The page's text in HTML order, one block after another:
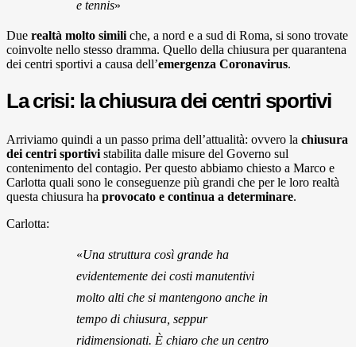
e tennis»
Due realtà molto similiche, a nord e a sud di Roma, si sono trovate
coinvolte nello stesso dramma. Quello della chiusura per quarantena
dei centri sportivi a causa dell’emergenza Coronavirus.
La crisi: la chiusura dei centri sportivi
Arriviamo quindi a un passo prima dell’attualità: ovvero la chiusura
dei centri sportivi stabilita dalle misure del Governo sul
contenimento del contagio. Per questo abbiamo chiesto a Marco e
Carlotta quali sono le conseguenze più grandi che per le loro realtà
questa chiusura ha provocato e continua a determinare.
Carlotta:
«Una struttura così grande ha
evidentemente dei costi manutentivi
molto alti che si mantengono anche in
tempo di chiusura, seppur
ridimensionati. È chiaro che un centro